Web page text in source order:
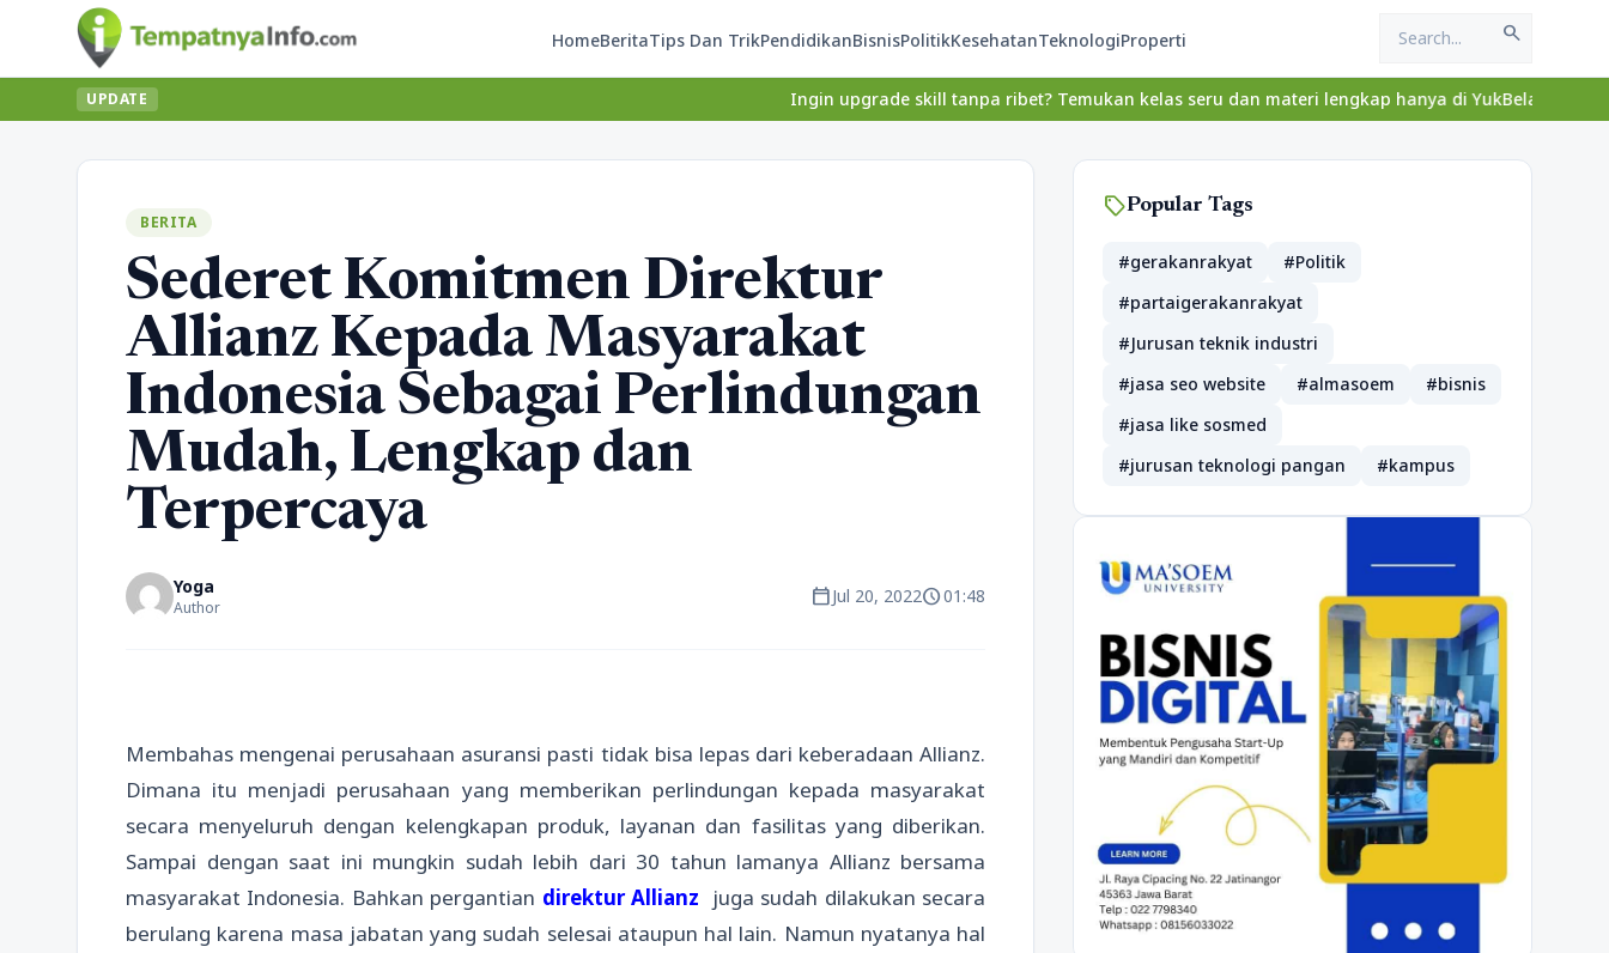
HomeBeritaTips Dan TrikPendidikanBisnisPolitikKesehatanTeknologiProperti search
UPDATE Ingin upgrade skill tanpa ribet? Temukan kelas seru dan materi lengkap hanya di YukBelajar.com. Mulai
BERITA
Sederet Komitmen Direktur
Allianz Kepada Masyarakat
Indonesia Sebagai Perlindungan
Mudah, Lengkap dan
Terpercaya
Yoga
Author calendar_todayJul 20, 2022schedule01:48
Membahas mengenai perusahaan asuransi pasti tidak bisa lepas dari keberadaan Allianz.
Dimana itu menjadi perusahaan yang memberikan perlindungan kepada masyarakat
secara menyeluruh dengan kelengkapan produk, layanan dan fasilitas yang diberikan.
Sampai dengan saat ini mungkin sudah lebih dari 30 tahun lamanya Allianz bersama
masyarakat Indonesia. Bahkan pergantian direktur Allianz juga sudah dilakukan secara
berulang karena masa jabatan yang sudah selesai ataupun hal lain. Namun nyatanya hal
sellPopular Tags
#gerakanrakyat
#Politik
#partaigerakanrakyat
#Jurusan teknik industri
#jasa seo website
#almasoem
#bisnis
#jasa like sosmed
#jurusan teknologi pangan
#kampus